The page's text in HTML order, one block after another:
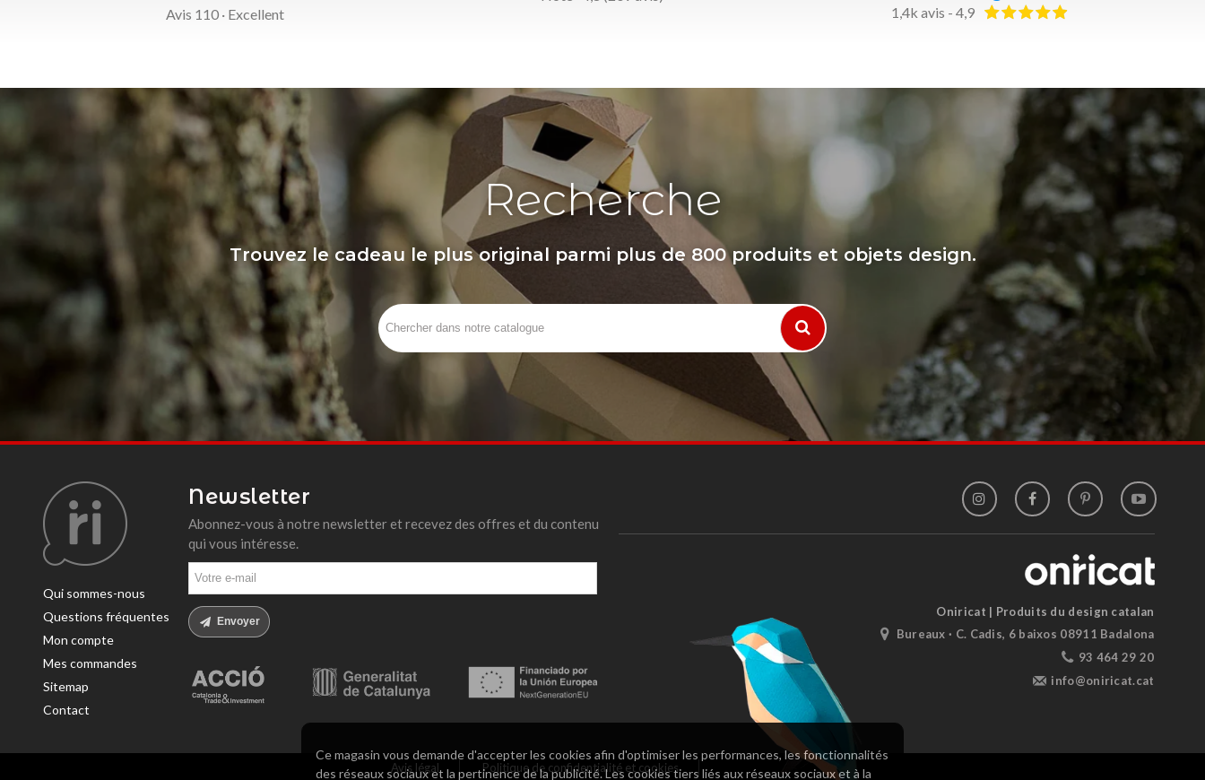
Avis 110 · Excellent 1,4k avis - 4,9
Recherche
Trouvez le cadeau le plus original parmi plus de 800 produits et objets design.
Qui sommes-nous
Questions fréquentes
Mon compte
Mes commandes
Sitemap
Contact
Newsletter
Abonnez-vous à notre newsletter et recevez des offres et du contenu
qui vous intéresse.
Envoyer
Oniricat | Produits du design catalan
Bureaux · C. Cadis, 6 baixos 08911 Badalona
93 464 29 20
info@oniricat.cat
Avis légal
Politique de confidentialité et cookies
Ce magasin vous demande d'accepter les cookies afin d'optimiser les performances, les fonctionnalités
des réseaux sociaux et la pertinence de la publicité. Les cookies tiers liés aux réseaux sociaux et à la